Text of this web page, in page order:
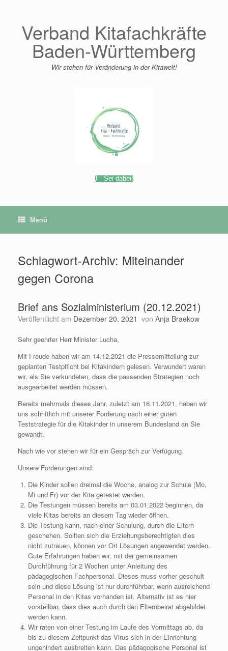
Verband Kitafachkräfte
Baden-Württemberg
Wir stehen für Veränderung in der Kitawelt!
Sei dabei!
Menü
Schlagwort-Archiv: Miteinander
gegen Corona
Brief ans Sozialministerium (20.12.2021)
Veröffentlicht am Dezember 20, 2021 von Anja Braekow
Sehr geehrter Herr Minister Lucha,
Mit Freude haben wir am 14.12.2021 die Pressemitteilung zur
geplanten Testpflicht bei Kitakindern gelesen. Verwundert waren
wir, als Sie verkündeten, dass die passenden Strategien noch
ausgearbeitet werden müssen.
Bereits mehrmals dieses Jahr, zuletzt am 16.11.2021, haben wir
uns schriftlich mit unserer Forderung nach einer guten
Teststrategie für die Kitakinder in unserem Bundesland an Sie
gewandt.
Nach wie vor stehen wir für ein Gespräch zur Verfügung.
Unsere Forderungen sind:
Die Kinder sollen dreimal die Woche, analog zur Schule (Mo,
Mi und Fr) vor der Kita getestet werden.
Die Testungen müssen bereits am 03.01.2022 beginnen, da
viele Kitas bereits an diesem Tag wieder öffnen.
Die Testung kann, nach einer Schulung, durch die Eltern
geschehen. Sollten sich die Erziehungsberechtigten dies
nicht zutrauen, können vor Ort Lösungen angewendet werden.
Gute Erfahrungen haben wir, mit der gemeinsamen
Durchführung für 2 Wochen unter Anleitung des
pädagogischen Fachpersonal. Dieses muss vorher geschult
sein und diese Lösung ist nur durchführbar, wenn ausreichend
Personal in den Kitas vorhanden ist. Alternativ ist es hier
vorstellbar, dass dies auch durch den Elternbeirat abgebildet
werden kann.
Wir raten von einer Testung im Laufe des Vormittags ab, da
bis zu diesem Zeitpunkt das Virus sich in der Einrichtung
ungehindert ausbreiten kann. Das pädagogische Personal ist